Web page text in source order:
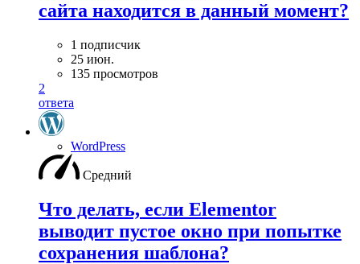
сайта находится в данный момент?
1 подписчик
25 июн.
135 просмотров
2
ответа
WordPress
Средний
Что делать, если Elementor
выводит пустое окно при попытке
сохранения шаблона?